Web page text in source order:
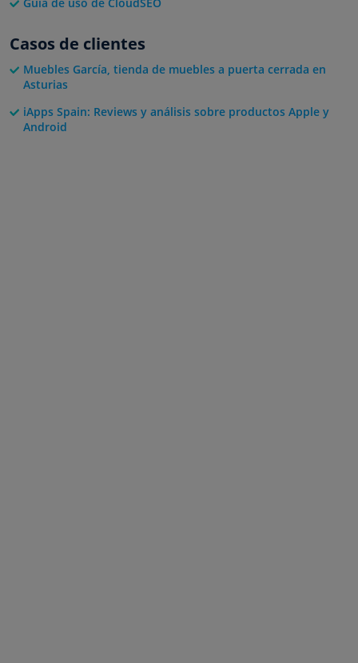
Casos de clientes
Muebles García, tienda de muebles a puerta cerrada en
Asturias
iApps Spain: Reviews y análisis sobre productos Apple y
Android